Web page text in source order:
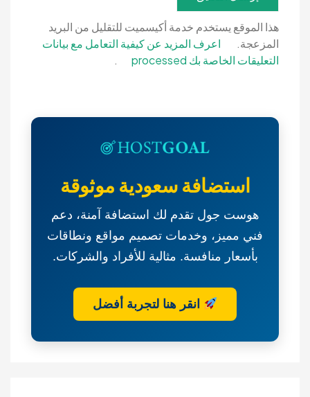
هذا الموقع يستخدم خدمة أكيسميت للتقليل من البريد
المزعجة.
اعرف المزيد عن كيفية التعامل مع بيانات
التعليقات الخاصة بك processed
.
استضافة سعودية موثوقة
هوست جول تقدم لك استضافة آمنة، دعم
فني مميز، وخدمات تصميم مواقع ونطاقات
بأسعار منافسة. مثالية للأفراد والشركات.
انقر هنا لتجربة أفضل